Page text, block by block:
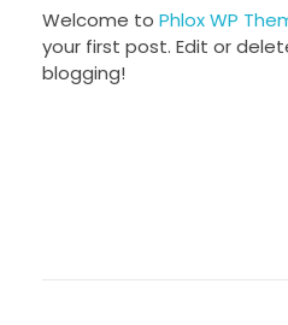
Welcome to Phlox WP
your first post. Edit or
blogging!